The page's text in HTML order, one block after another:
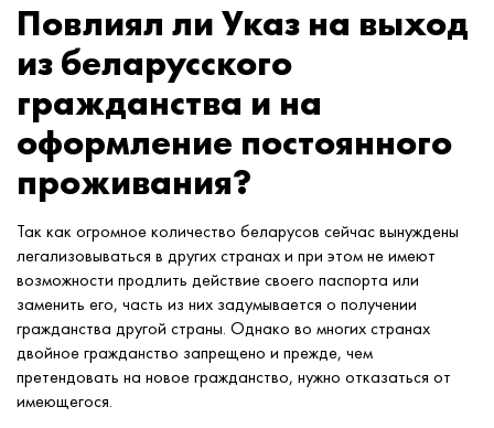
Повлиял ли Указ на выход
из беларусского
гражданства и на
оформление постоянного
проживания?
Так как огромное количество беларусов сейчас вынуждены
легализовываться в других странах и при этом не имеют
возможности продлить действие своего паспорта или
заменить его, часть из них задумывается о получении
гражданства другой страны. Однако во многих странах
двойное гражданство запрещено и прежде, чем
претендовать на новое гражданство, нужно отказаться от
имеющегося.